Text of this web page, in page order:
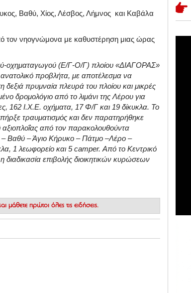
Βαθύ, Χίος, Λέσβος, Λήμνος και Καβάλα
τον νηογνώμονα με καθυστέρηση μιας ώρας
οχηματαγωγού (Ε/Γ-Ο/Γ) πλοίου «ΔΙΑΓΟΡΑΣ»
προβλήτα, με αποτέλεσμα να
πρυμναία πλευρά του πλοίου και μικρές
δρομολόγιο από το λιμάνι της Λέρου για
162 Ι.Χ.Ε. οχήματα, 17 Φ/Γ και 19 δίκυκλα. Το
τραυματισμός και δεν παρατηρήθηκε
από τον παρακολουθούντα
Βαθύ – Άγιο Κήρυκο – Πάτμο –Λέρο –
1 λεωφορείο και 5 camper. Από το Κεντρικό
επιβολής διοικητικών κυρώσεων
μάθετε πρώτοι όλες τις ειδήσεις.